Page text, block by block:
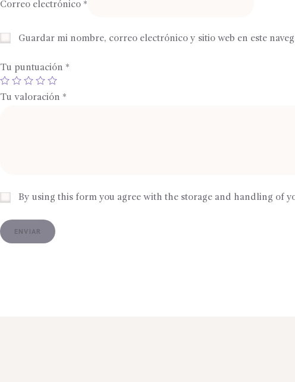
Correo electrónico *
Guardar mi nombre, correo electrónico y sitio web en este
Tu puntuación *
Tu valoración *
By using this form you agree with the storage and handling of